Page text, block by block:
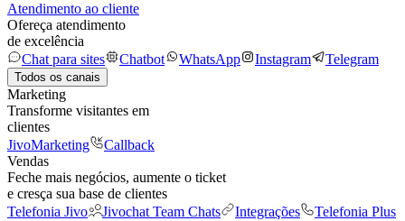
Atendimento ao cliente
Ofereça atendimento
de excelência
Chat para sites
Chatbot WhatsApp Instagram Telegram
Todos os canais
Marketing
Transforme visitantes em
clientes
JivoMarketing
Callback
Vendas
Feche mais negócios, aumente o ticket
e cresça sua base de clientes
Telefonia Jivo
Jivochat Team Chats Integrações
Telefonia Plus